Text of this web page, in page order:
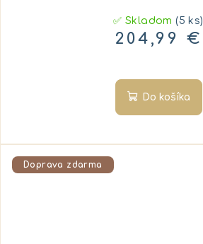
✅ Skladom(5 ks)
204,99 €
Do košíka
Doprava zdarma